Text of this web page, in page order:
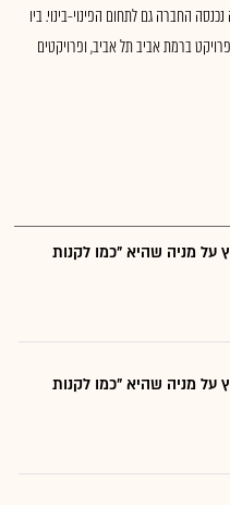
החברה גם לתחום הפינוי-בינוי. ביו
הפרויקטים שביצעה החברה ניתן למנות את: ONE פרויקט ברמת אביב תל אביב, ופרויקטים
מניה שהיא "כמו לקנות
מניה שהיא "כמו לקנות